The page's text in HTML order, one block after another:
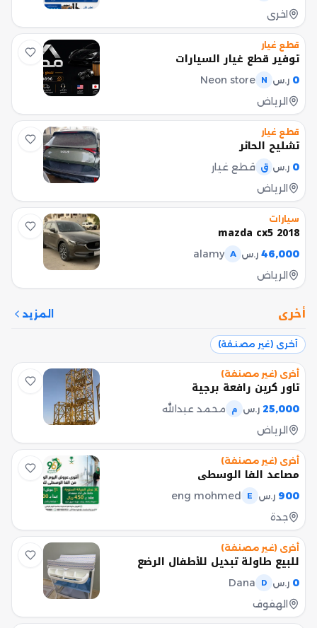
اخرى
قطع غيار
توفير قطع غيار السيارات
0 ر.س N
Neon store
الرياض
قطع غيار
تشليح الحائر
0 ر.س ق
قطع غيار
الرياض
سيارات
mazda cx5 2018
46,000 ر.س A
alamy
الرياض
أخرى المزيد
أخرى (غير مصنفة)
أخرى (غير مصنفة)
تاور كرين رافعة برجية
25,000 ر.س م
محمد عبدالله
الرياض
أخرى (غير مصنفة)
مصاعد الفا الوسطي
900 ر.س E
eng mohmed
جدة
أخرى (غير مصنفة)
للبيع طاولة تبديل للأطفال الرضع
0 ر.س D
Dana
الهفوف